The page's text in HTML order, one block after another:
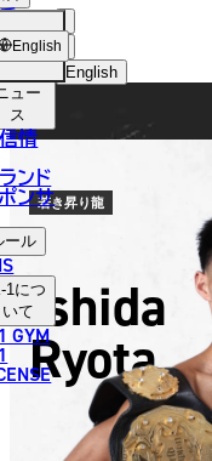
English
ョッ
プ
ュー
ス
情
ンド
ンサ
ール
1につ
いて
GYM
English
若き昇り龍
Ishida
Ryota